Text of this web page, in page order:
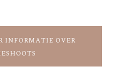
INFORMATIE OVER